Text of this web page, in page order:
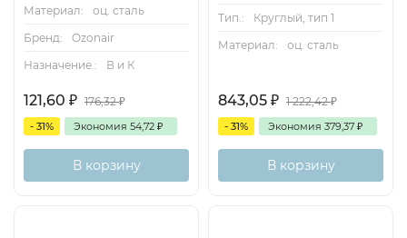
Материал:
оц. сталь
Бренд:
Ozonair
Назначение.:
В и К
121,60 ₽ 176,32₽
- 31% Экономия 54,72 ₽
В корзину
Тип.:
Круглый, тип 1
Материал:
оц. сталь
843,05 ₽ 1 222,42₽
- 31% Экономия 379,37 ₽
В корзину